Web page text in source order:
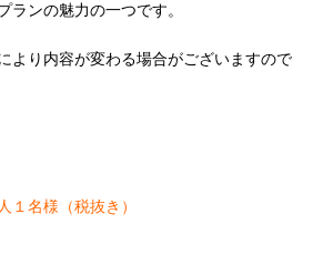
ランの魅力の一つです。
より内容が変わる場合がございますので
１名様（税抜き）